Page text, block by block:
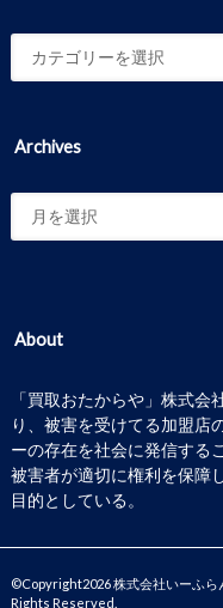
Archives
About
「買取おたからや」株式
り、被害を受けてる加盟店
ーの存在を社会に発信する
被害者が適切に権利を保障
目的としている。
©Copyright2026株式会社いーふら
Rights Reserved.